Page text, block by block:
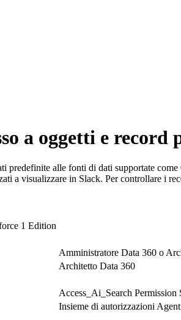
a oggetti e
alle fonti di dati supportate
a visualizzare in Slack. Per controllare i
1 Edition
Amministratore Data 360 o
Architetto Data 360
Access_Ai_Search
Insieme di autorizzazioni